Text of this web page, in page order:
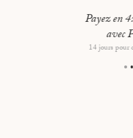
MOUILLAGE DEVANT
LE MOULIN MATTEI -
passepartout crème
Dimensions hors tout :
Payez en
avec
14 jours pour